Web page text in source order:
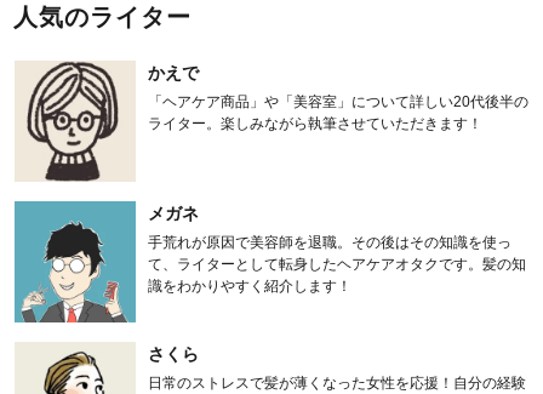
人気のライター
かえで
「ヘアケア商品」や「美容室」について詳しい20代後半の
ライター。楽しみながら執筆させていただきます！
メガネ
手荒れが原因で美容師を退職。その後はその知識を使っ
て、ライターとして転身したヘアケアオタクです。髪の知
識をわかりやすく紹介します！
さくら
日常のストレスで髪が薄くなった女性を応援！自分の経験